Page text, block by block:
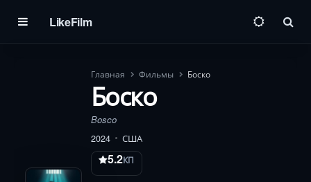
LikeFilm
Главная Фильмы Боско
Боско
Bosco
2024
США
5.2КП